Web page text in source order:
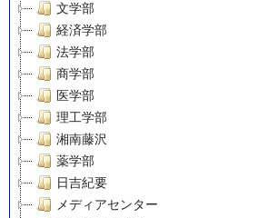
文学部
経済学部
法学部
商学部
医学部
理工学部
湘南藤沢
薬学部
日吉紀要
メディアセンター